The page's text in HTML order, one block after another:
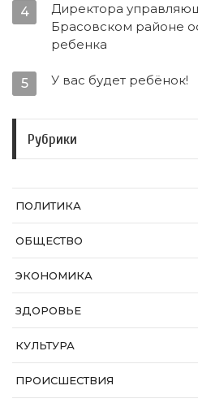
4
Директора
Брасовском районе
ребенка
5 У вас будет ребёнок!
Рубрики
ПОЛИТИКА
ОБЩЕСТВО
ЭКОНОМИКА
ЗДОРОВЬЕ
КУЛЬТУРА
ПРОИСШЕСТВИЯ